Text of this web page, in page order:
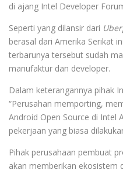
di ajang Intel Developer
Seperti yang dilansir dari
berasal dari Amerika Serikat
terbarunya tersebut sudah
manufaktur dan developer.
Dalam keterangannya pihak
“Perusahan memporting,
Android Open Source di Intel
pekerjaan yang biasa
Pihak perusahaan pembuat
akan memberikan ekosistem